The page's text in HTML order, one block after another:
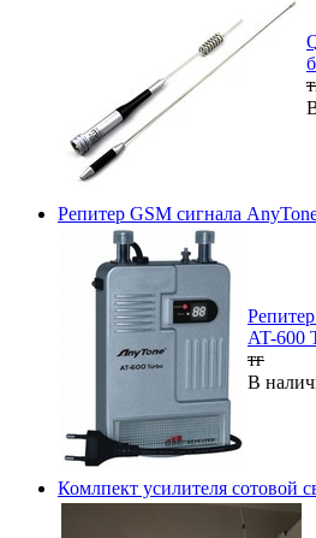
Репитер GSM сигнала
AT-600
тг
В
Комлпект усилителя сотовой